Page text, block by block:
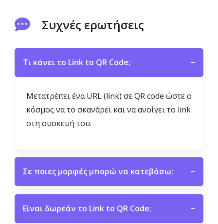
Συχνές ερωτήσεις
Τι κάνει το Link to QR Code; −
Μετατρέπει ένα URL (link) σε QR code ώστε ο
κόσμος να το σκανάρει και να ανοίγει το link
στη συσκευή του.
Σε ποιες μορφές μπορώ να κατεβάσω; −
Είναι δωρεάν το Link to QR Code; −